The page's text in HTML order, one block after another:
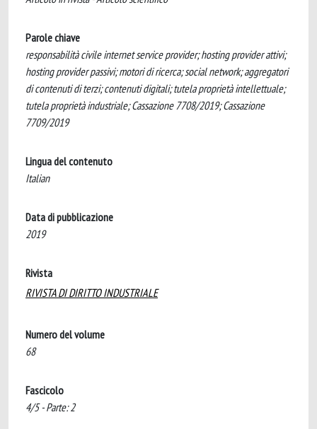
Parole chiave
responsabilità civile internet service provider; hosting provider attivi;
hosting provider passivi; motori di ricerca; social network; aggregatori
di contenuti di terzi; contenuti digitali; tutela proprietà intellettuale;
tutela proprietà industriale; Cassazione 7708/2019; Cassazione
7709/2019
Lingua del contenuto
Italian
Data di pubblicazione
2019
Rivista
RIVISTA DI DIRITTO INDUSTRIALE
Numero del volume
68
Fascicolo
4/5 - Parte: 2